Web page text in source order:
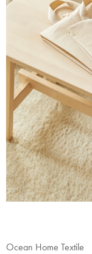
Ocean Home Textile